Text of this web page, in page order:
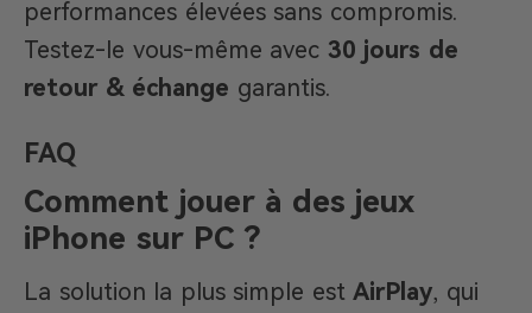
performances élevées sans compromis.
Testez-le vous-même avec 30 jours de
retour & échange garantis.
FAQ
Comment jouer à des jeux
iPhone sur PC ?
La solution la plus simple est AirPlay, qui